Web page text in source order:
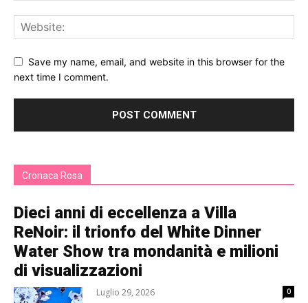
Save my name, email, and website in this browser for the
next time I comment.
Cronaca Rosa
Dieci anni di eccellenza a Villa
ReNoir: il trionfo del White Dinner
Water Show tra mondanità e milioni
di visualizzazioni
Luglio 29, 2026 0